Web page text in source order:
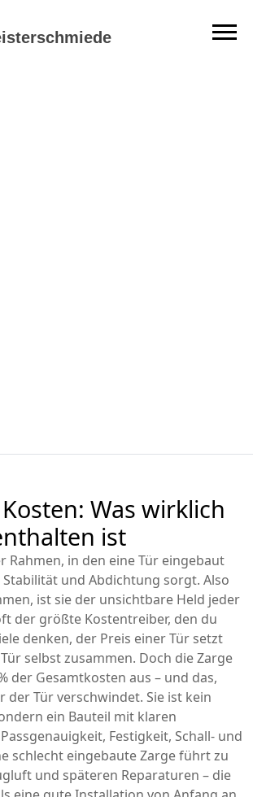
Was wirklich
ist
Rahmen, in den eine Tür eingebaut
und Abdichtung sorgt. Also
, ist sie der unsichtbare Held jeder
der größte Kostentreiber, den du
denken, der Preis einer Tür setzt
selbst zusammen. Doch die Zarge
der Gesamtkosten aus – und das,
der Tür verschwindet. Sie ist kein
ein Bauteil mit klaren
Festigkeit, Schall- und
schlecht eingebaute Zarge führt zu
und späteren Reparaturen – die